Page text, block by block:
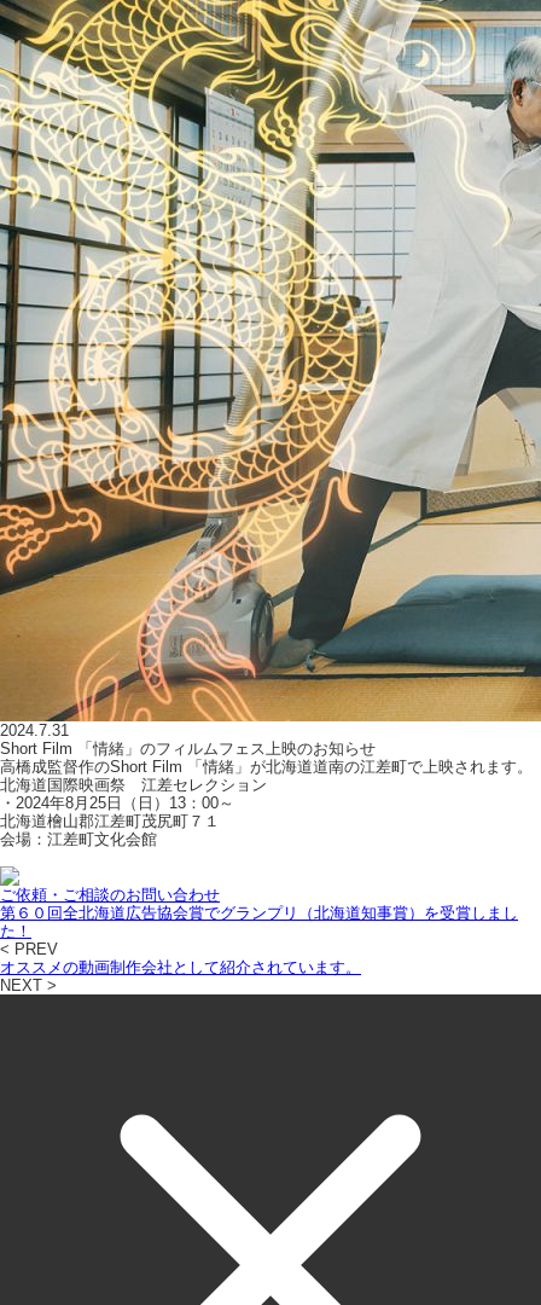
2024.7.31
Short Film 「情緒」のフィルムフェス上映のお知らせ
高橋成監督作のShort Film 「情緒」が北海道道南の江差町で上映されます。
北海道国際映画祭 江差セレクション
・2024年8月25日（日）13：00～
北海道檜山郡江差町茂尻町７１
会場：江差町文化会館
ご依頼・ご相談のお問い合わせ
第６０回全北海道広告協会賞でグランプリ（北海道知事賞）を受賞しまし
た！
< PREV
オススメの動画制作会社として紹介されています。
NEXT >